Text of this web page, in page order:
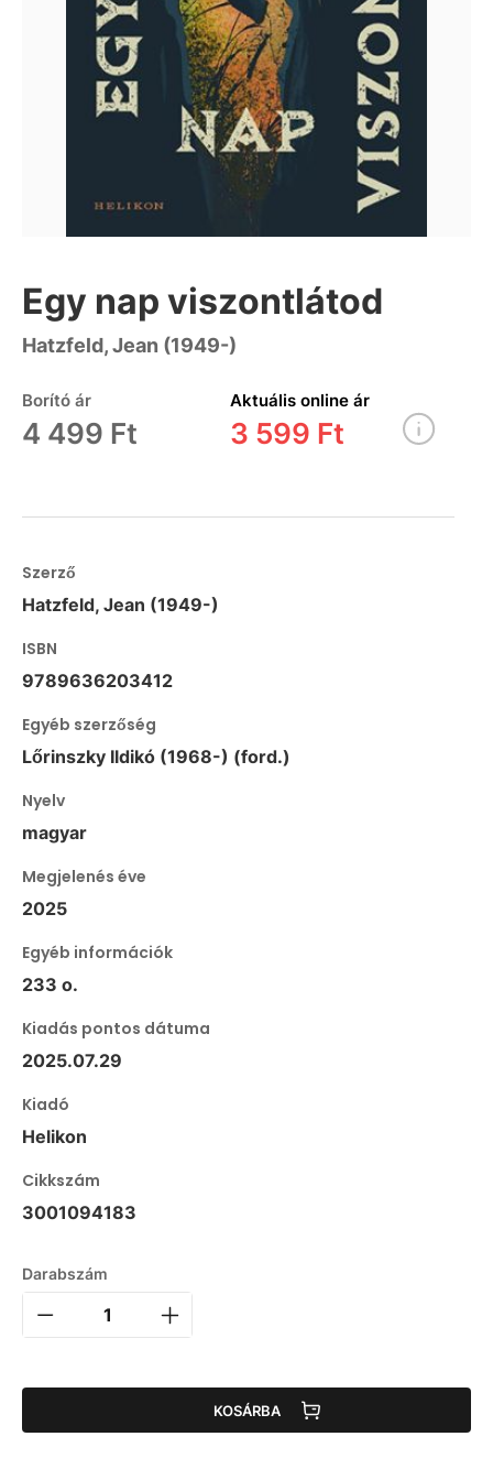
Egy nap viszontlátod
Hatzfeld, Jean (1949-)
Borító ár
4 499 Ft
Aktuális online ár
3 599 Ft
Szerző
Hatzfeld, Jean (1949-)
ISBN
9789636203412
Egyéb szerzőség
Lőrinszky Ildikó (1968-) (ford.)
Nyelv
magyar
Megjelenés éve
2025
Egyéb információk
233 o.
Kiadás pontos dátuma
2025.07.29
Kiadó
Helikon
Cikkszám
3001094183
Darabszám
KOSÁRBA